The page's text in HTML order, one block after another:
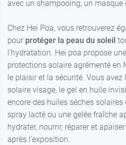
avec un shampooing, un
Chez Hei Poa, vous retrouverez
pour protéger la peau du soleil
l’hydratation. Hei poa propose
protections solaire agrémenté en
le plaisir et la sécurité. Vous
solaire visage, le gel en huile
encore des huiles sèches solaires
spray lacté ou une gelée fraîche
hydrater, nourrir, réparer et
après l'exposition.